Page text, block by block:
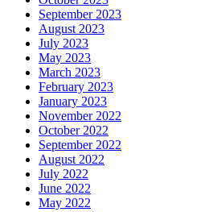
September 2023
August 2023
July 2023
May 2023
March 2023
February 2023
January 2023
November 2022
October 2022
September 2022
August 2022
July 2022
June 2022
May 2022